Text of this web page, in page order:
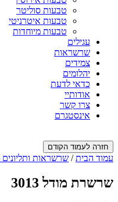
טבעות סוליטר
טבעות איטרניטי
טבעות מיוחדות
עגילים
שרשראות
צמידים
יהלומים
כדאי לדעת
אודותיי
צרו קשר
אינסטגרם
חזרה לעמוד הקודם
עמוד הבית/ שרשראות ותליונים
שרשרת מודל 3013